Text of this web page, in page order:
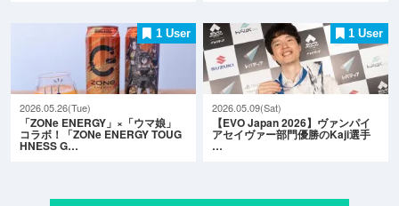
1 User
2026.05.26(Tue)
「ZONe ENERGY」×「ウマ娘」
コラボ！「ZONe ENERGY TOUG
HNESS G…
1 User
2026.05.09(Sat)
【EVO Japan 2026】ヴァンパイ
アセイヴァー部門優勝のKaji選手
…